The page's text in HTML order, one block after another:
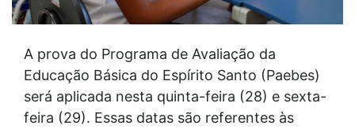
A prova do Programa de Avaliação da
Educação Básica do Espírito Santo (Paebes)
será aplicada nesta quinta-feira (28) e sexta-
feira (29). Essas datas são referentes às